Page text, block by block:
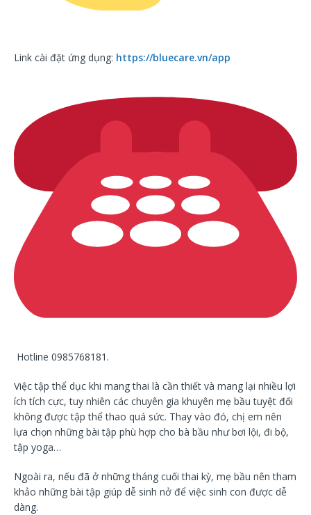
Link cài đặt ứng dụng: https://bluecare.vn/app
Hotline 0985768181.
Việc tập thể dục khi mang thai là cần thiết và mang lại nhiều lợi
ích tích cực, tuy nhiên các chuyên gia khuyên mẹ bầu tuyệt đối
không được tập thể thao quá sức. Thay vào đó, chị em nên
lựa chọn những bài tập phù hợp cho bà bầu như bơi lội, đi bộ,
tập yoga…
Ngoài ra, nếu đã ở những tháng cuối thai kỳ, mẹ bầu nên tham
khảo những bài tập giúp dễ sinh nở để việc sinh con được dễ
dàng.